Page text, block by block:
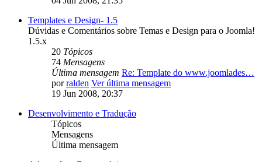
Templates e Design- 1.5
Dúvidas e Comentários sobre Temas e Design para o Joomla!
1.5.x
20 Tópicos
74 Mensagens
Última mensagem Re: Template do www.joomlades…
porralden Ver última mensagem
19 Jun 2008, 20:37
Desenvolvimento e Tradução
Tópicos
Mensagens
Última mensagem